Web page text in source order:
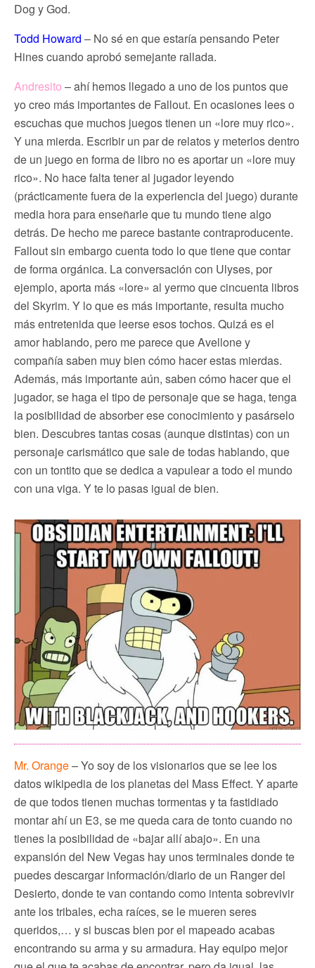
Dog y God.
Todd Howard – No sé en que estaría pensando Peter
Hines cuando aprobó semejante rallada.
Andresito – ahí hemos llegado a uno de los puntos que
yo creo más importantes de Fallout. En ocasiones lees o
escuchas que muchos juegos tienen un «lore muy rico».
Y una mierda. Escribir un par de relatos y meterlos dentro
de un juego en forma de libro no es aportar un «lore muy
rico». No hace falta tener al jugador leyendo
(prácticamente fuera de la experiencia del juego) durante
media hora para enseñarle que tu mundo tiene algo
detrás. De hecho me parece bastante contraproducente.
Fallout sin embargo cuenta todo lo que tiene que contar
de forma orgánica. La conversación con Ulyses, por
ejemplo, aporta más «lore» al yermo que cincuenta libros
del Skyrim. Y lo que es más importante, resulta mucho
más entretenida que leerse esos tochos. Quizá es el
amor hablando, pero me parece que Avellone y
compañía saben muy bien cómo hacer estas mierdas.
Además, más importante aún, saben cómo hacer que el
jugador, se haga el tipo de personaje que se haga, tenga
la posibilidad de absorber ese conocimiento y pasárselo
bien. Descubres tantas cosas (aunque distintas) con un
personaje carismático que sale de todas hablando, que
con un tontito que se dedica a vapulear a todo el mundo
con una viga. Y te lo pasas igual de bien.
Mr. Orange– Yo soy de los visionarios que se lee los
datos wikipedia de los planetas del Mass Effect. Y aparte
de que todos tienen muchas tormentas y ta fastidiado
montar ahí un E3, se me queda cara de tonto cuando no
tienes la posibilidad de «bajar allí abajo». En una
expansión del New Vegas hay unos terminales donde te
puedes descargar información/diario de un Ranger del
Desierto, donde te van contando como intenta sobrevivir
ante los tribales, echa raíces, se le mueren seres
queridos,… y si buscas bien por el mapeado acabas
encontrando su arma y su armadura. Hay equipo mejor